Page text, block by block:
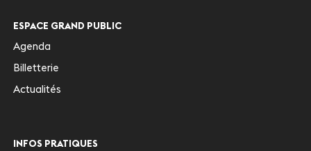
ESPACE GRAND PUBLIC
Agenda
Billetterie
Actualités
INFOS PRATIQUES